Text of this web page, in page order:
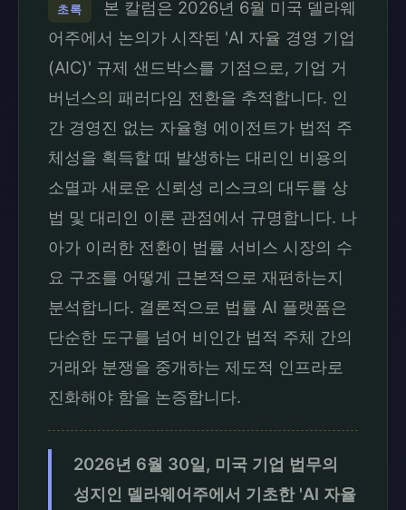
초록
본 칼럼은 2026년 6월 미국 델라웨
어주에서 논의가 시작된 'AI 자율 경영 기업
(AIC)' 규제 샌드박스를 기점으로, 기업 거
버넌스의 패러다임 전환을 추적합니다. 인
간 경영진 없는 자율형 에이전트가 법적 주
체성을 획득할 때 발생하는 대리인 비용의
소멸과 새로운 신뢰성 리스크의 대두를 상
법 및 대리인 이론 관점에서 규명합니다. 나
아가 이러한 전환이 법률 서비스 시장의 수
요 구조를 어떻게 근본적으로 재편하는지
분석합니다. 결론적으로 법률 AI 플랫폼은
단순한 도구를 넘어 비인간 법적 주체 간의
거래와 분쟁을 중개하는 제도적 인프라로
진화해야 함을 논증합니다.
2026년 6월 30일, 미국 기업 법무의
성지인 델라웨어주에서 기초한 'AI 자율